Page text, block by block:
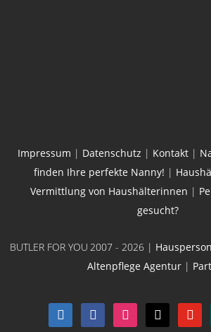
Impressum | Datenschutz | Kontakt|
finden Ihre perfekte Nanny! |
Vermittlung von Haushälterinnen |
gesucht?
BUTLER FOR YOU 2007 - 2026 |
Altenpflege Agentur |
linkedin facebook instagram youtube